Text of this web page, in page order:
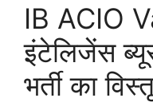
IB ACIO
इंटेलिजेंस
भर्ती का